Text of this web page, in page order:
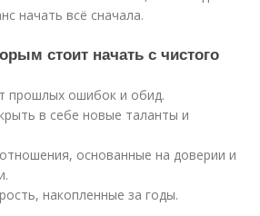
начать всё сначала.
стоит начать с чистого
прошлых ошибок и обид.
в себе новые таланты и
основанные на доверии и
накопленные за годы.